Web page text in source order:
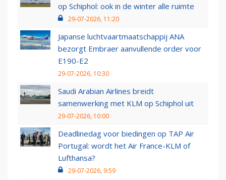
op Schiphol: ook in de winter alle ruimte
29-07-2026, 11:20
Japanse luchtvaartmaatschappij ANA
bezorgt Embraer aanvullende order voor
E190-E2
29-07-2026, 10:30
Saudi Arabian Airlines breidt
samenwerking met KLM op Schiphol uit
29-07-2026, 10:00
Deadlinedag voor biedingen op TAP Air
Portugal: wordt het Air France-KLM of
Lufthansa?
29-07-2026, 9:59